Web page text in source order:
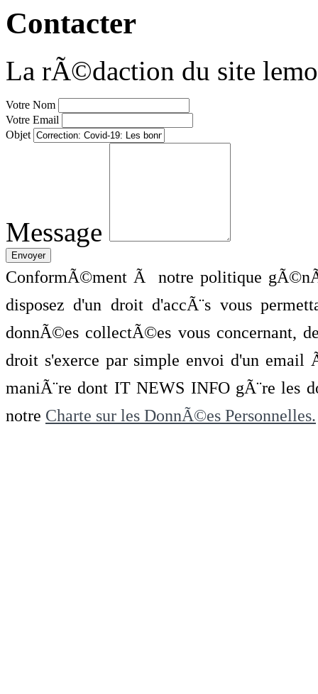
Contacter
La rÃ©daction du site
Votre Nom
Votre Email
Objet
Message
ConformÃ©ment Ã notre politique
disposez d'un droit d'accÃ¨s vous
donnÃ©es collectÃ©es vous concernant,
droit s'exerce par simple envoi d'un
maniÃ¨re dont IT NEWS INFO gÃ¨re les
notre Charte sur les DonnÃ©es Personnelles.